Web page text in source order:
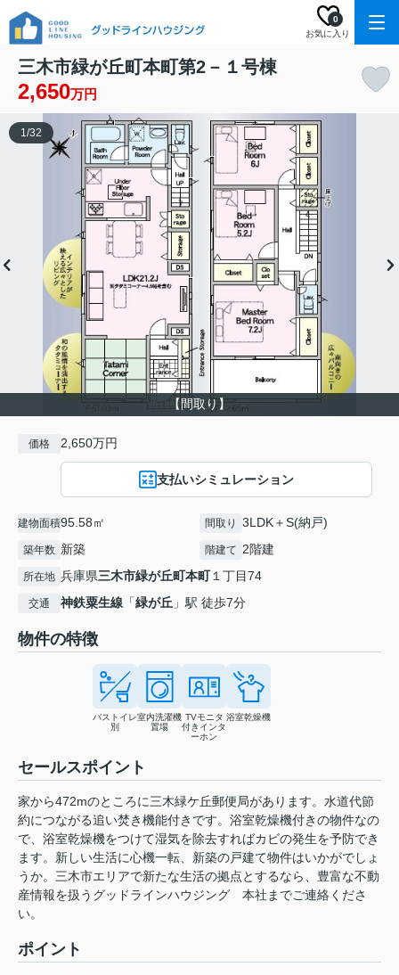
お気に入り
0
三木市緑が丘町本町第2－１号棟
2,650万円
【間取り】
1/32
価格 2,650万円
支払いシミュレーション
建物面積95.58㎡ 間取り 3LDK＋S(納戸)
築年数 新築 階建て 2階建
所在地 兵庫県三木市緑が丘町本町１丁目74
交通 神鉄粟生線 「緑が丘 」駅 徒歩7分
物件の特徴
バストイレ
別
室内洗濯機
置場
TVモニタ
付きインタ
ーホン
浴室乾燥機
セールスポイント
家から472mのところに三木緑ケ丘郵便局があります。水道代節
約につながる追い焚き機能付きです。浴室乾燥機付きの物件なの
で、浴室乾燥機をつけて湿気を除去すればカビの発生を予防でき
ます。新しい生活に心機一転、新築の戸建て物件はいかがでしょ
うか。三木市エリアで新たな生活の拠点とするなら、豊富な不動
産情報を扱うグッドラインハウジング 本社までご連絡くださ
い。
ポイント